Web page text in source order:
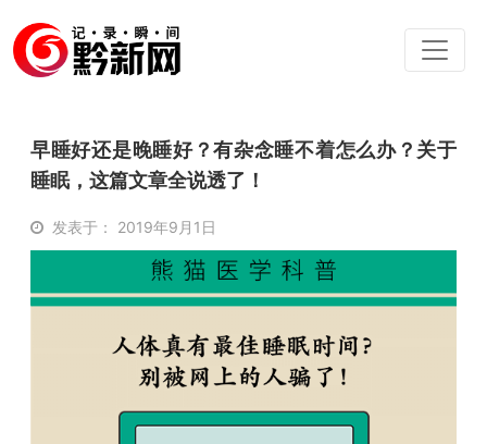
早睡好还是晚睡好？有杂念睡不着怎么办？关于
睡眠，这篇文章全说透了！
发表于： 2019年9月1日